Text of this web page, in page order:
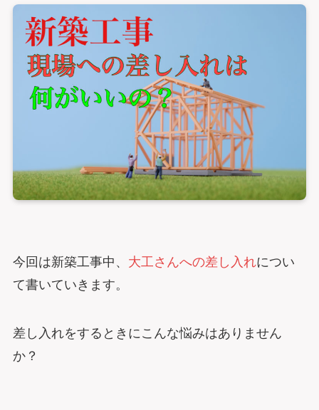
今回は新築工事中、 大工さんへの差し入れについ
て書いていきます。
差し入れをするときにこんな悩みはありません
か？